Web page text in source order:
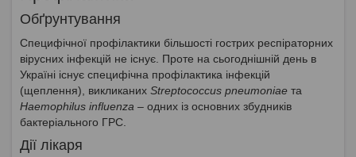
Обґрунтування
Специфічної профілактики більшості гострих респіраторних
вірусних інфекцій не існує. Проте на сьогоднішній день в
Україні існує специфічна профілактика інфекцій
(щеплення), викликаних Streptococcus pneumoniae та
Haemophilus influenza – одних із основних збудників
бактеріального ГРС.
Дії лікаря